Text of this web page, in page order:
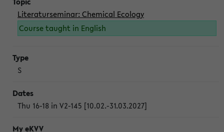
Literaturseminar: Chemical Ecology
Course taught in English
S
Thu 16-18 in V2-145 [10.02.-31.03.2027]